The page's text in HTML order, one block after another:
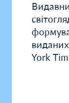
York